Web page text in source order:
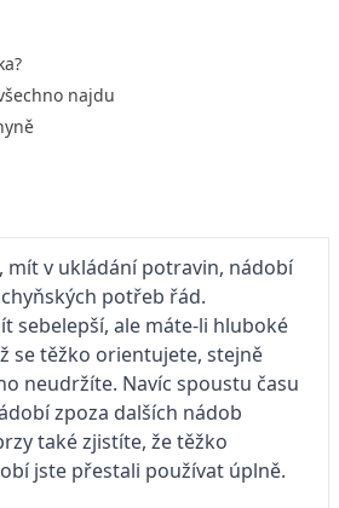
najdu
mít v ukládání potravin, nádobí
potřeb řád.
sebelepší, ale máte-li hluboké
se těžko orientujete, stejně
neudržíte. Navíc spoustu času
zpoza dalších nádob
také zjistíte, že těžko
jste přestali používat úplně.